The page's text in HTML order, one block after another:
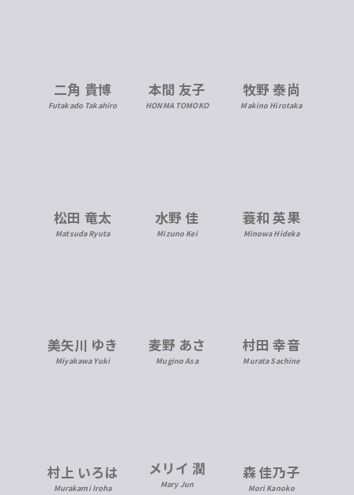
二角 貴博
Futakado Takahiro
本間 友子
HONMA TOMOKO
牧野 泰尚
Makino Hirotaka
松田 竜太
Matsuda Ryuta
水野 佳
Mizuno Kei
蓑和 英果
Minowa Hideka
美矢川 ゆき
Miyakawa Yuki
麦野 あさ
Mugino Asa
村田 幸音
Murata Sachine
村上 いろは
Murakami Iroha
メリイ 潤
Mary Jun
森 佳乃子
Mori Kanoko